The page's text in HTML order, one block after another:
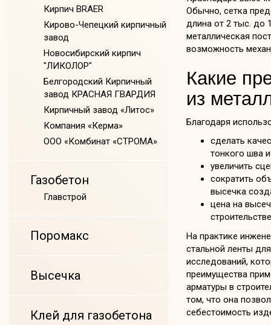
Обычно, сетка
длина от 2 тыс. до
металлическая
возможность
Какие
из
Благодаря
сделать
тонкого шва
увеличить
сократить
высечка
цена на
На практике
стальной ленты
исследований,
преимущества
арматуры в
том, что она
себестоимость
Кирпич BRAER
Кирово-Чепецкий кирпичный
завод
Новосибирский кирпич
"ЛИКОЛОР"
Белгородский Кирпичный
завод КРАСНАЯ ГВАРДИЯ
Кирпичный завод «Литос»
Компания «Керма»
ООО «Комбинат «СТРОМА»
Газобетон
Главстрой
Поромакс
Высечка
Клей для газобетона